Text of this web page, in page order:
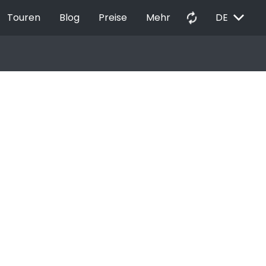
Touren Blog Preise Mehr autorenew DE EXPAND_MORE